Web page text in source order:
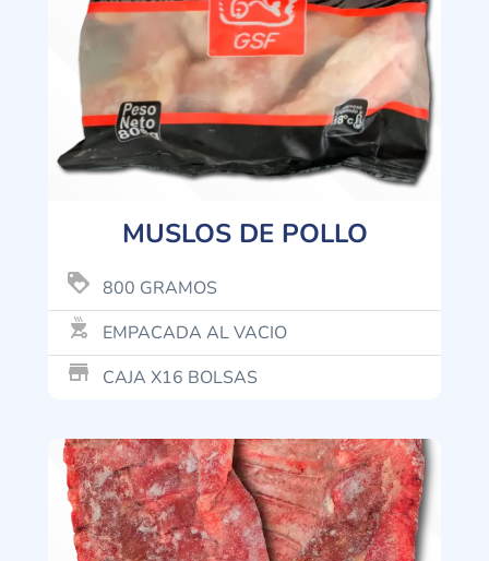
MUSLOS DE POLLO
loyalty 800 GRAMOS
outdoor_grill EMPACADA AL VACIO
store_mall_directory CAJA X16 BOLSAS